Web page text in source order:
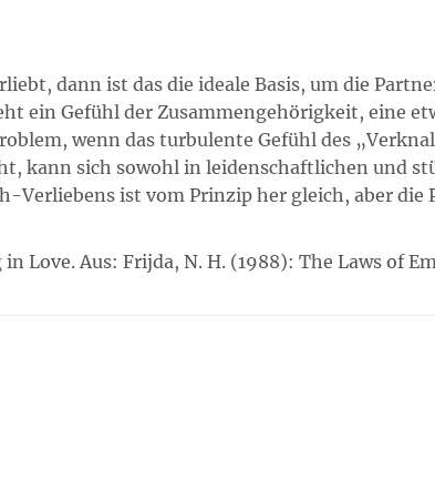
dann ist das die ideale Basis, um die
ein Gefühl der Zusammengehörigkeit, eine
wenn das turbulente Gefühl des
kann sich sowohl in leidenschaftlichen und
Verliebens ist vom Prinzip her gleich, aber
Love. Aus: Frijda, N. H. (1988): The Laws of